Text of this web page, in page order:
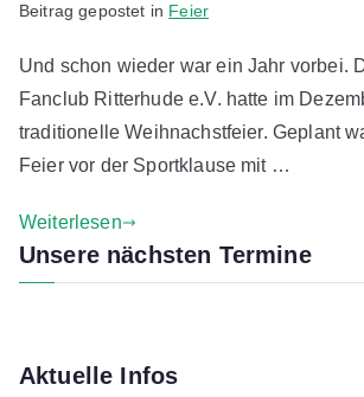
o
C
h
r
i
t
i
u
Beitrag gepostet in Feier
Und schon wieder war ein Jahr vorbei.
Fanclub Ritterhude e.V. hatte im
traditionelle Weihnachstfeier. Geplant
Feier vor der Sportklause mit …
Weiterlesen
Unsere nächsten Termine
Aktuelle Infos